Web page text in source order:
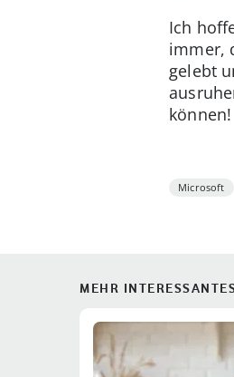
Ich
immer,
gelebt
können!
Microsoft
MEHR